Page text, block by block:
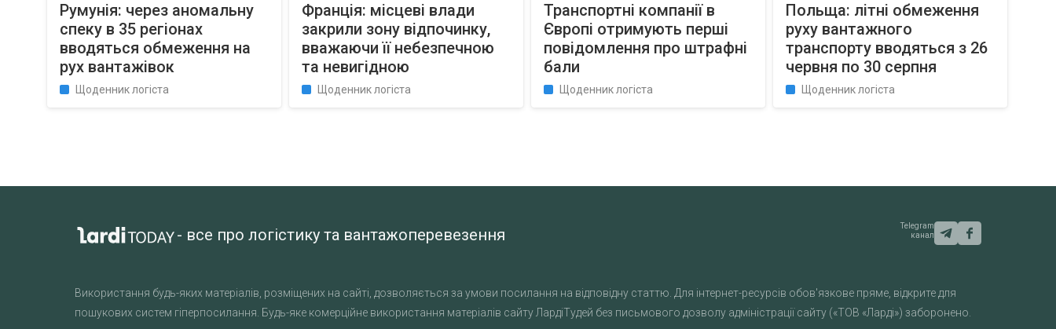
Румунія: через аномальну
спеку в 35 регіонах
вводяться обмеження на
рух вантажівок
Щоденник логіста
Франція: місцеві влади
закрили зону відпочинку,
вважаючи її небезпечною
та невигідною
Щоденник логіста
Транспортні компанії в
Європі отримують перші
повідомлення про штрафні
бали
Щоденник логіста
Польща: літні обмеження
руху вантажного
транспорту вводяться з 26
червня по 30 серпня
Щоденник логіста
- все про логістику та вантажоперевезення
Telegram
канал
Використання будь-яких матеріалів, розміщених на сайті, дозволяється за умови посилання на відповідну статтю. Для інтернет-ресурсів обов'язкове пряме, відкрите для
пошукових систем гіперпосилання. Будь-яке комерційне використання матеріалів сайту ЛардіТудей без письмового дозволу адміністрації сайту («ТОВ «Ларді») заборонено.